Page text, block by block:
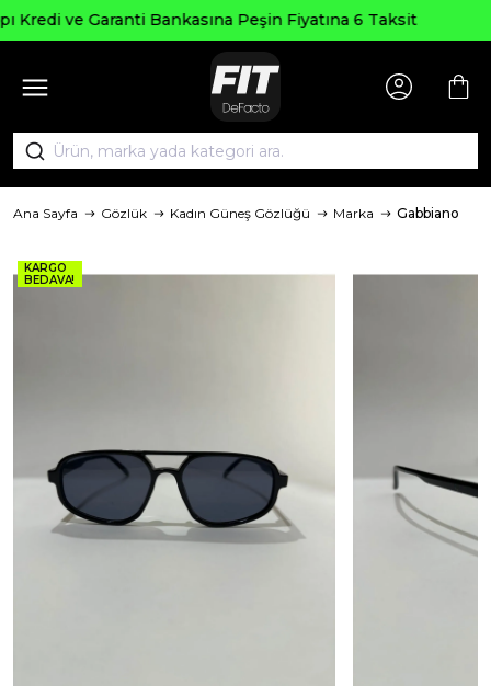
Fiyatına 6 Taksit
AGUSTOS200
Ana Sayfa Gözlük Kadın Güneş Gözlüğü Marka Gabbiano
KARGO
BEDAVA!